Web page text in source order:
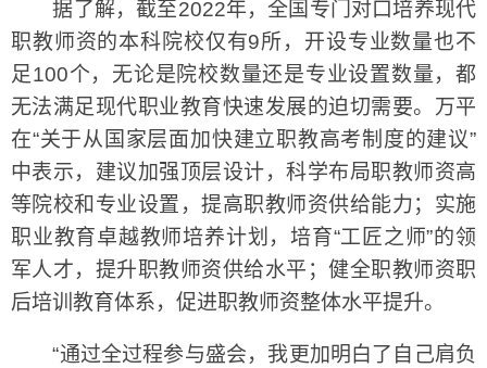
据了解，截至2022年，全国专门对口培养现代
职教师资的本科院校仅有9所，开设专业数量也不
足100个，无论是院校数量还是专业设置数量，都
无法满足现代职业教育快速发展的迫切需要。万平
在“关于从国家层面加快建立职教高考制度的建议”
中表示，建议加强顶层设计，科学布局职教师资高
等院校和专业设置，提高职教师资供给能力；实施
职业教育卓越教师培养计划，培育“工匠之师”的领
军人才，提升职教师资供给水平；健全职教师资职
后培训教育体系，促进职教师资整体水平提升。
“通过全过程参与盛会，我更加明白了自己肩负